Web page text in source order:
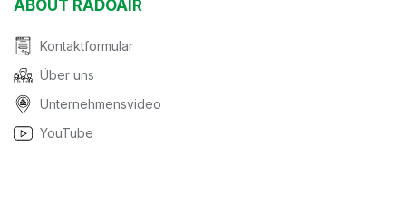
ABOUT RADOAIR
Kontaktformular
Über uns
Unternehmensvideo
YouTube